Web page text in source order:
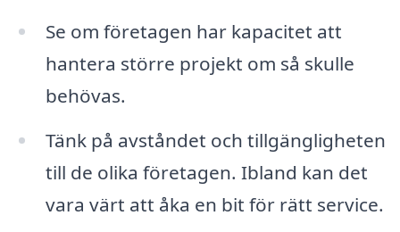
Se om företagen har kapacitet att
hantera större projekt om så skulle
behövas.
Tänk på avståndet och tillgängligheten
till de olika företagen. Ibland kan det
vara värt att åka en bit för rätt service.